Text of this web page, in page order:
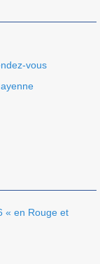
vous
« en Rouge et